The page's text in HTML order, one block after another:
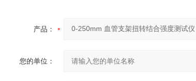
产品：
您的单位：